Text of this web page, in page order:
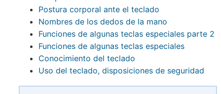
Postura corporal ante el teclado
Nombres de los dedos de la mano
Funciones de algunas teclas especiales parte 2
Funciones de algunas teclas especiales
Conocimiento del teclado
Uso del teclado, disposiciones de seguridad